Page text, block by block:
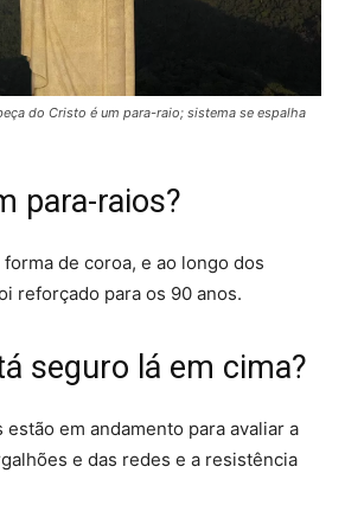
do Cristo é um para-raio; sistema se espalha
para-raios?
forma de coroa, e ao longo dos
reforçado para os 90 anos.
seguro lá em cima?
em andamento para avaliar a
e das redes e a resistência